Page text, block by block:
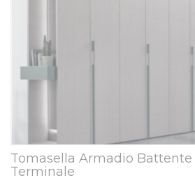
Tomasella Armadio Battente
Terminale